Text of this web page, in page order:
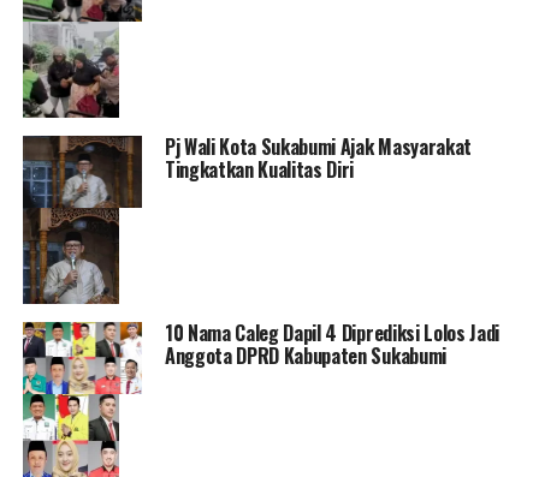
Pj Wali Kota Sukabumi Ajak Masyarakat
Tingkatkan Kualitas Diri
10 Nama Caleg Dapil 4 Diprediksi Lolos Jadi
Anggota DPRD Kabupaten Sukabumi